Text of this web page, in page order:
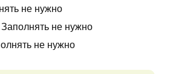
не нужно
не нужно
не нужно